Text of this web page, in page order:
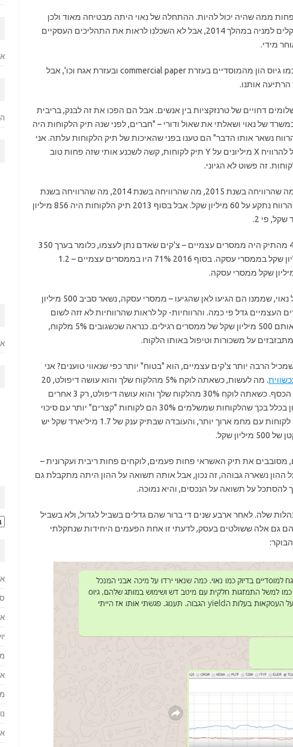
ממה שהיה יכול להיות. ההתחלה של נאוי היתה מבטיחה מאוד ולכן
בשלב מסויים הם אף הגיעו ל 28-27 שקלים למניה במהלך 2014, אבל לא השכלנו לראות את התהליכים העסקיים
מידי.
נאוי השלימה מספר מהלכים חלוציים כמו גיוס הון מהמוסדיים בעזרת commercial paper ובעזרת אגח וכו', אבל
אותנו.
דחויים של טרנזקציות בין אנשים. אבל הם הפכו את זה לבנק, בריבית
של נאוי ושאלתי את שאול ודורי – "חברים, לפני שנה תיק הלקוחות היה
היום, גדלנו פי 2, אבל הרווח נשאר אותו הדבר" הם טענו בפני שהאיכות של תיק הלקוחות עלתה. אני
לא קיבלתי את הטענה הזו – אם אני יכול להרוויח X מיליונים על Y תיק לקוחות, קשה לשכנע אותי שזה פחות טוב
נאווי הרוויחה בשנת 2016 בקירוב טוב מה שהרוויחה בשנת 2015, מה שהרוויחה בשנת 2014, מה שהרוויחה בשנת
2013. כן כן, ארבע שנים שהיא לא זזה, והרווח נתקע על 60 מיליון שקל. אבל בסוף 2013 תיק הלקוחות היה 856 מיליון
אבל זה לא כל הסיפור. בסוף 2013 40% מהתיק היה ממסרים עצמיים – צ'קים שאדם נתן לעצמו, כלומר בערך 350
מיליון שקל ממסרים עצמיים ו 500 מיליון שקל בממסרי עסקה. בסוף 2016 71% היו בממסרים עצמיים – 1.2
מה אפשר להסיק מזה? העסק הרגיל של נאוי, שממנו הם הגיעו לאן שהגיעו – ממסרי עסקה, נשאר סביב 500 מיליון
גדל פי כמה. והרווחיות- קל לראות שהרווחיות לא זזה לשום
מקום. העסק עדיין כנראה, כולו בנוי על אותם 500 מיליון שקל של ממסרים רגילים. כנראה שכשגובים 5% מלקוח,
הרבה יותר צ'קים עצמיים, הוא "בטוח" יותר כפי שנאווי טוענים? אני
. מה לעשות, כשאתה לוקח 5% מהלקוח שלך והוא עושה דיפולט, 20
לקוחות אחרים דרושים כדי להחזיר את הכסף. כשאתה לוקח 30% מהלקוח שלך והוא עושה דיפולט, רק 3 אחרים
צריכים להחזיר את הכסף, וזה מבלי לדון בכלל בכך שהלקוחות שמשלמים 30% הם לקוחות "קצרים" יותר עם סיכוי
נמוך יותר לדיפולט והלקוחות ב 5% הם לקוחות עם מחמ ארוך יותר, והעובדה שבתיק ענק של 1.7 מיליארד שקל יש
שקל.
מסובבים את תיק האשראי פחות פעמים, לוקחים פחות ריבית ועקרונית –
ההון נשארה גבוהה, זה נכון, אבל אותה תשואה על ההון היתה מתקבלת גם
על תשואה על הנכסים, והיא נמוכה.
שלה. לאחר ארבע שנים די ברור שהם גדלים בשביל לגדול, ולא בשביל
גם אלה ששולטים בעסק, לדעתי זו אחת הפעמים היחידות שנתקלתי